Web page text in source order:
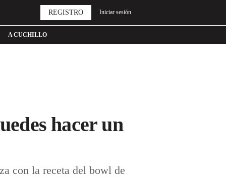
A CUCHILLO
REGISTRO Iniciar sesión
hacer un
con la receta del bowl de